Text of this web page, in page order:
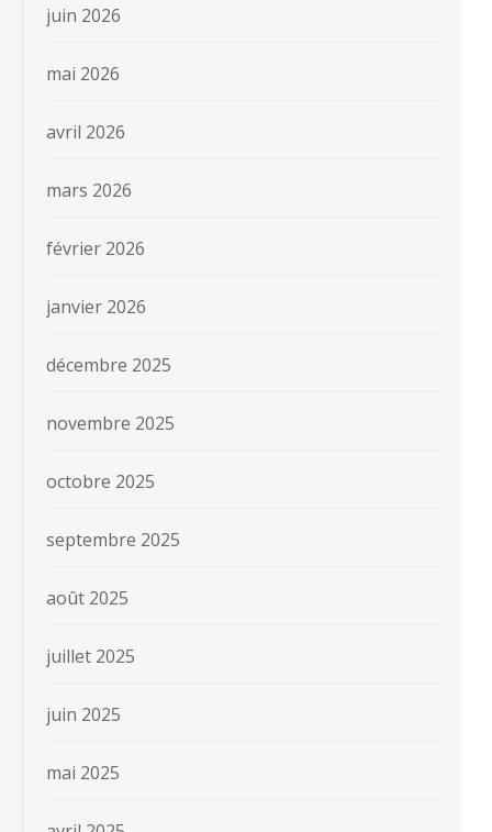
juin 2026
mai 2026
avril 2026
mars 2026
février 2026
janvier 2026
décembre 2025
novembre 2025
octobre 2025
septembre 2025
août 2025
juillet 2025
juin 2025
mai 2025